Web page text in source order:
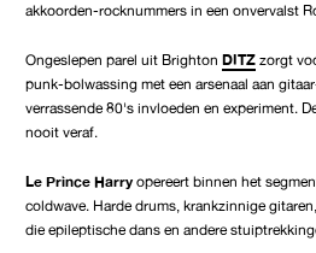
akkoorden-rocknummers in een onvervalst
Ongeslepen parel uit Brighton DITZ zorgt
punk-bolwassing met een arsenaal aan
verrassende 80's invloeden en experiment.
nooit veraf.
Le Prince Harry opereert binnen het
coldwave. Harde drums, krankzinnige
die epileptische dans en andere